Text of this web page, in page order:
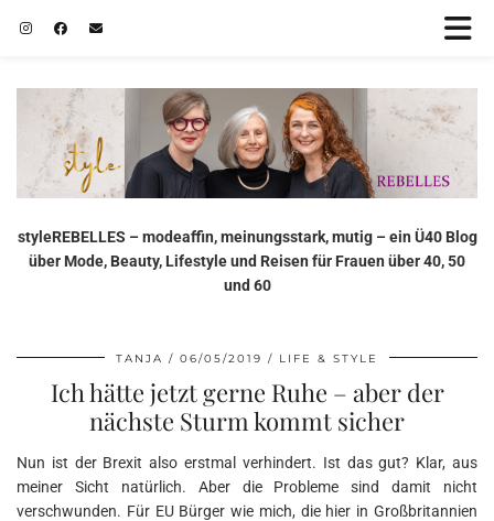
styleREBELLES – modeaffin, meinungsstark, mutig – ein Ü40 Blog
über Mode, Beauty, Lifestyle und Reisen für Frauen über 40, 50
und 60
TANJA 06/05/2019 LIFE & STYLE
Ich hätte jetzt gerne Ruhe – aber der
nächste Sturm kommt sicher
Nun ist der Brexit also erstmal verhindert. Ist das gut? Klar, aus
meiner Sicht natürlich. Aber die Probleme sind damit nicht
verschwunden. Für EU Bürger wie mich, die hier in Großbritannien